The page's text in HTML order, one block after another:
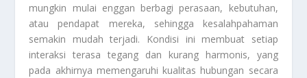
mungkin mulai enggan berbagi perasaan, kebutuhan,
atau pendapat mereka, sehingga kesalahpahaman
semakin mudah terjadi. Kondisi ini membuat setiap
interaksi terasa tegang dan kurang harmonis, yang
pada akhirnya memengaruhi kualitas hubungan secara